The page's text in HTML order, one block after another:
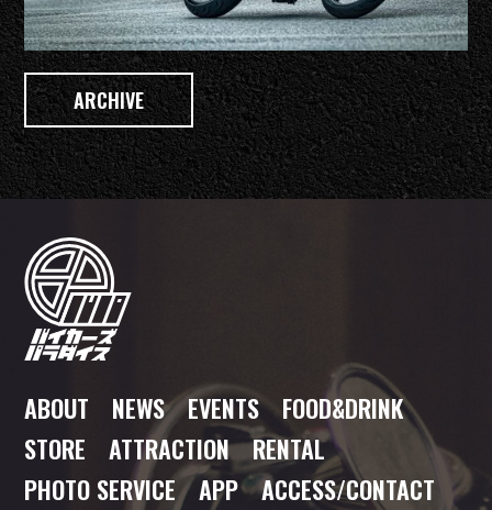
ARCHIVE
ABOUT NEWS EVENTS FOOD&DRINK
STORE
ATTRACTION
RENTAL
PHOTO SERVICE
APP
ACCESS/CONTACT